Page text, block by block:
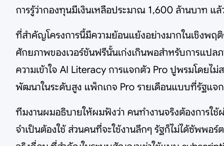
การรู้ว่ากองทุนมีเงินเหลือประมาณ 1,600 ล้านบาท แ
ที่สำคัญโครงการนี้มีความย้อนแย้งอย่างมากในเชิงพฤ
ศักยภาพของเวอร์ชันฟรีนั้นเก่งเกินพอสำหรับการแปล
ความเข้าใจ AI Literacy การแจกตัว Pro ปูพรมโดย
พัฒนาในระดับสูง แพ็กเกจ Pro รายเดือนแบบที่รัฐแจก
ทีมงานผมอธิบายให้ผมฟังว่า คนทำงานจริงต้องการใ
จำเป็นต้องใช้ ส่วนคนที่จะใช้งานลึกๆ รัฐก็ไม่ได้ซัพพอ